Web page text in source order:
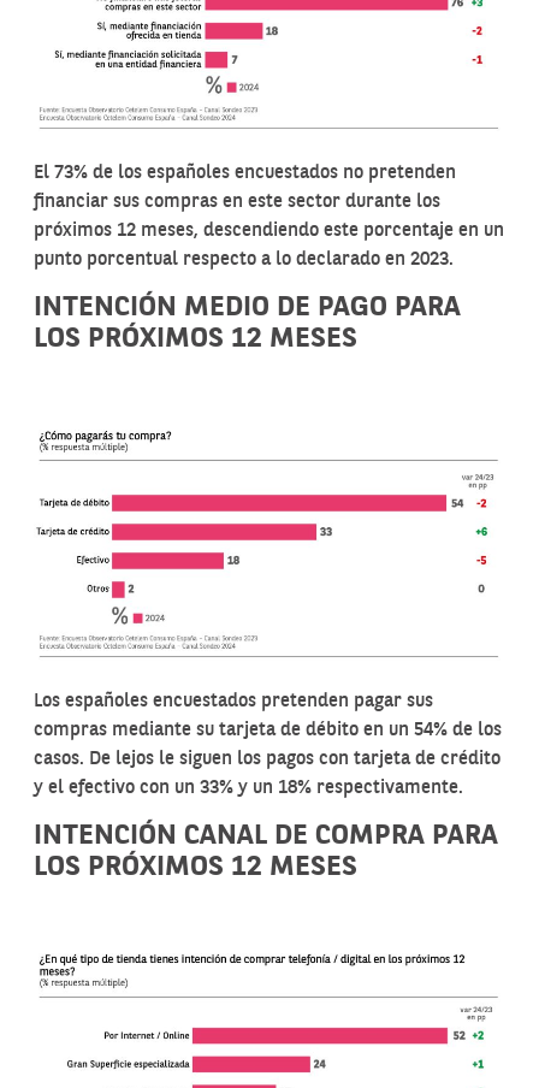
El 73% de los españoles encuestados no pretenden
financiar sus compras en este sector durante los
próximos 12 meses, descendiendo este porcentaje en un
punto porcentual respecto a lo declarado en 2023.
INTENCIÓN MEDIO DE PAGO PARA
LOS PRÓXIMOS 12 MESES
Los españoles encuestados pretenden pagar sus
compras mediante su tarjeta de débito en un 54% de los
casos. De lejos le siguen los pagos con tarjeta de crédito
y el efectivo con un 33% y un 18% respectivamente.
INTENCIÓN CANAL DE COMPRA PARA
LOS PRÓXIMOS 12 MESES